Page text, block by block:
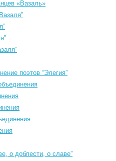
«Вазаль»
поэтов “Элегия”
о доблести, о славе”
2026
9
13 14 15
20 21
27 28